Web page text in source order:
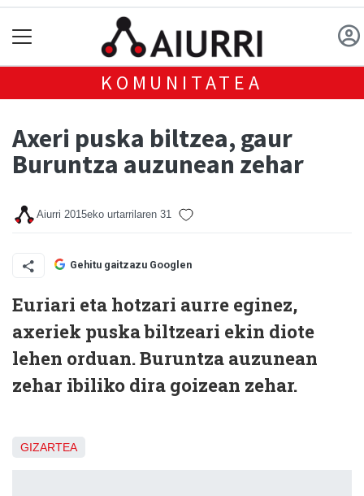
KOMUNITATEA
Axeri puska biltzea, gaur
Buruntza auzunean zehar
Aiurri 2015eko urtarrilaren 31
Gehitu gaitzazu Googlen
Euriari eta hotzari aurre eginez,
axeriek puska biltzeari ekin diote
lehen orduan. Buruntza auzunean
zehar ibiliko dira goizean zehar.
GIZARTEA